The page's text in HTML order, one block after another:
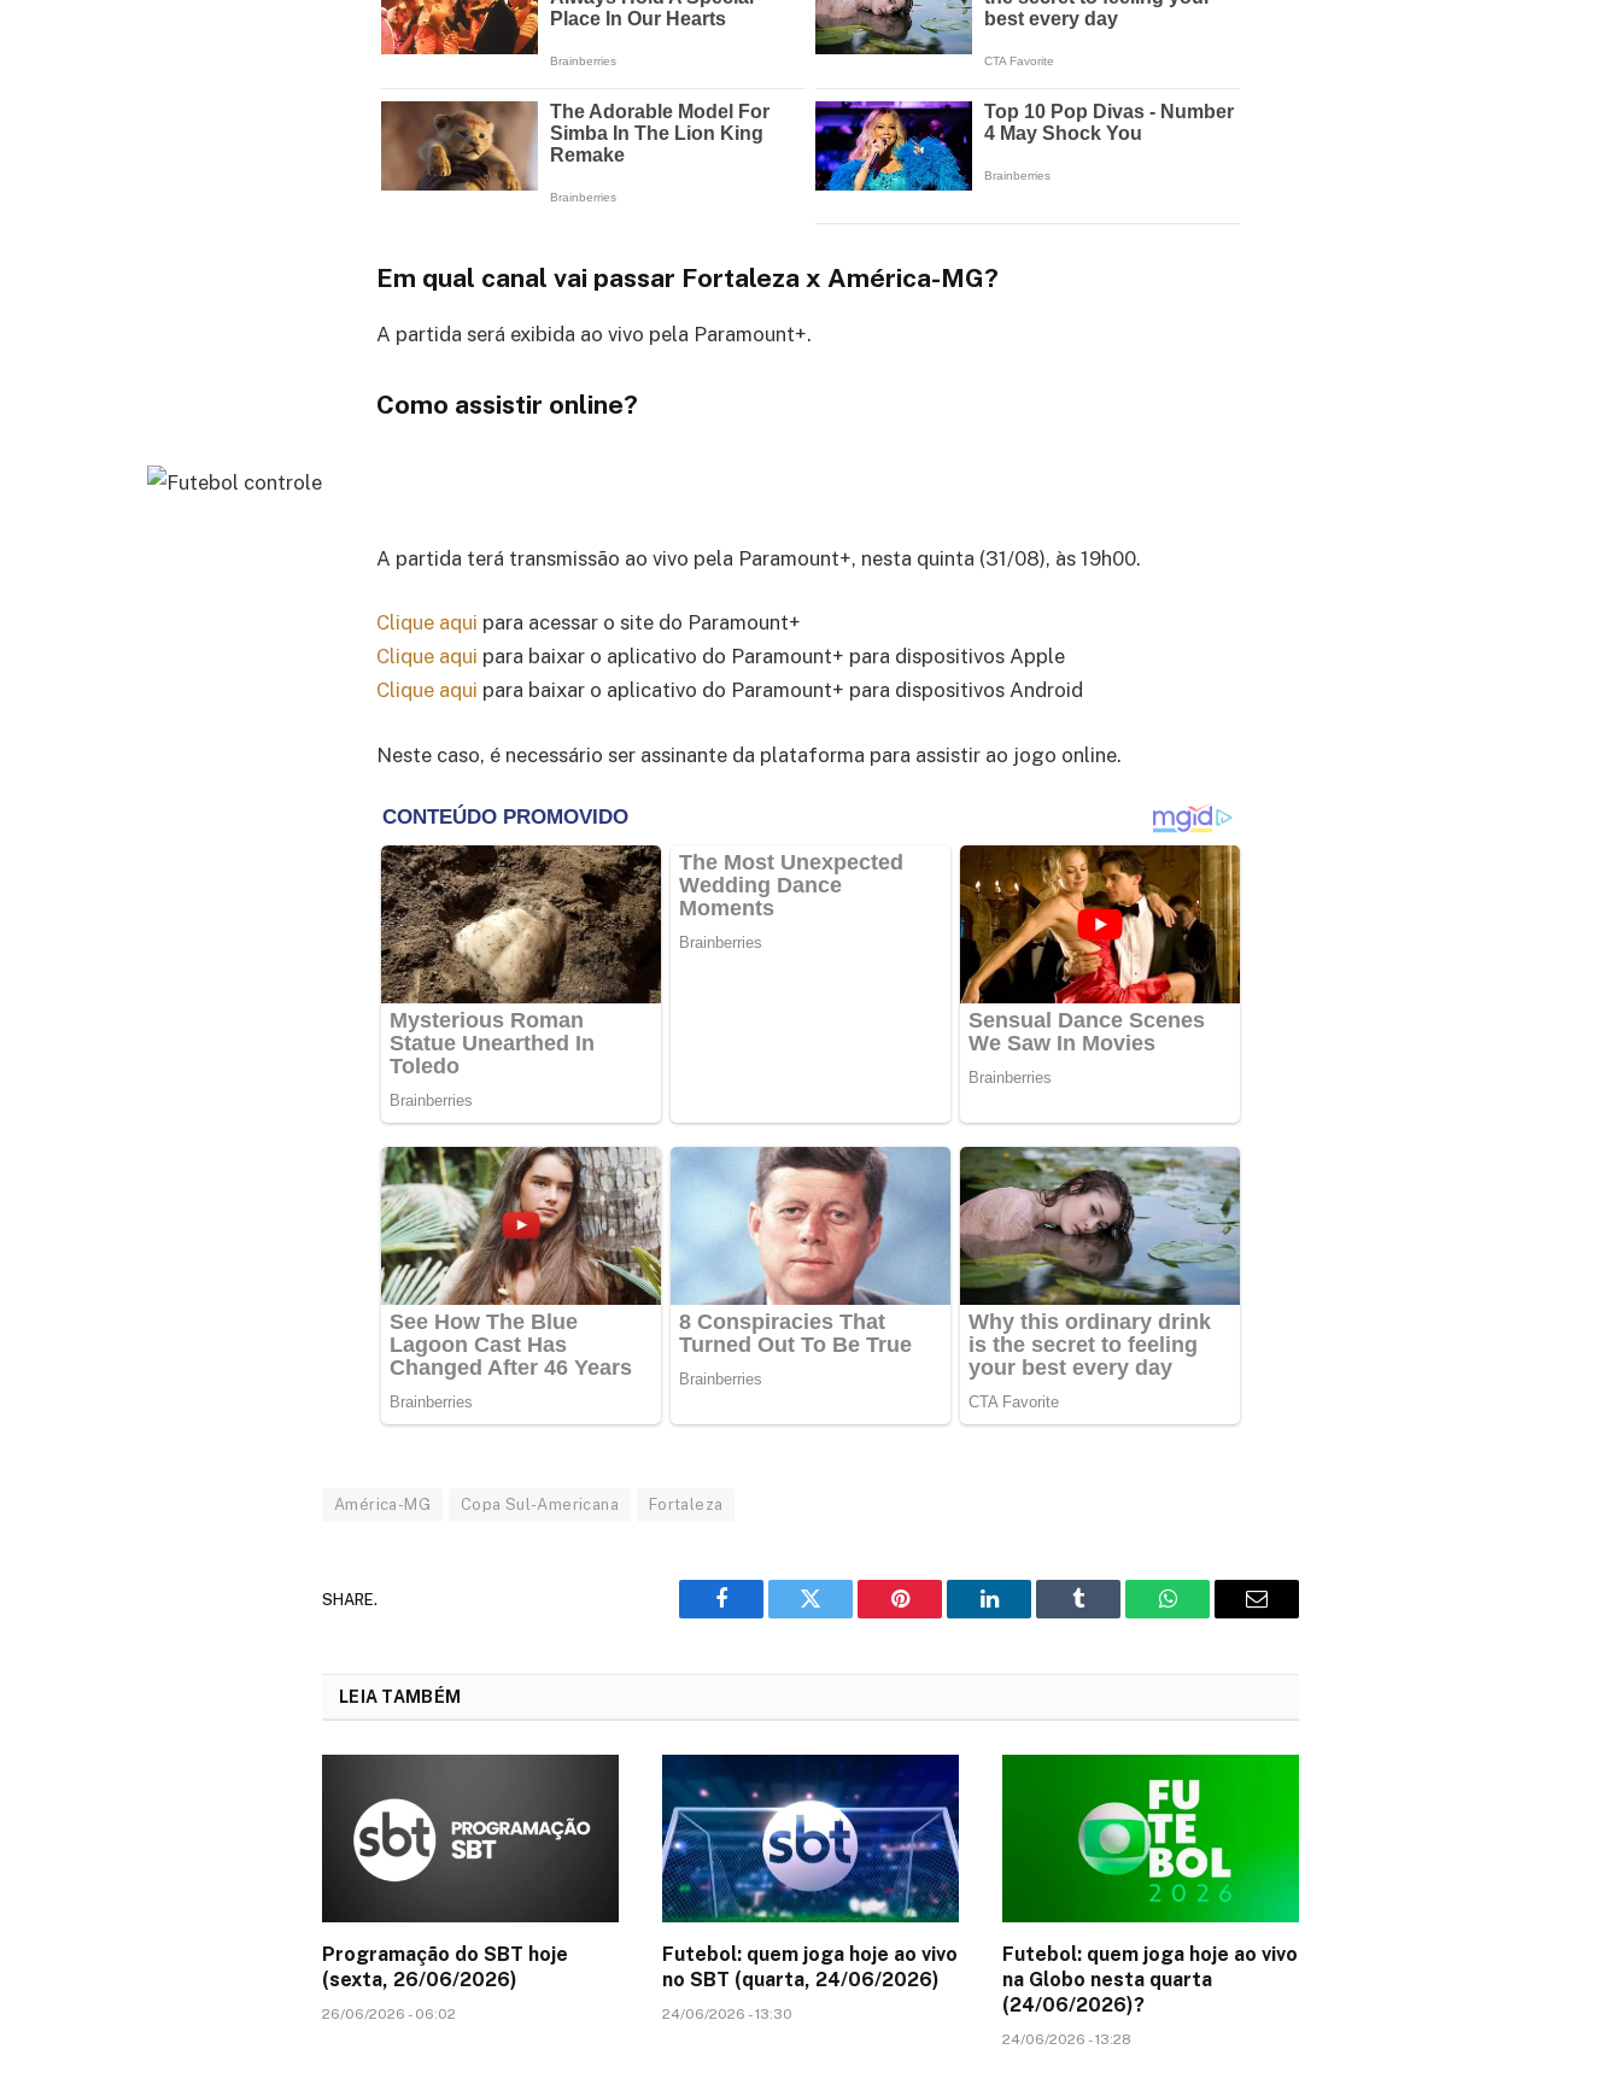
Em qual canal vai passar Fortaleza x América-MG?
A partida será exibida ao vivo pela Paramount+.
Como assistir online?
A partida terá transmissão ao vivo pela Paramount+, nesta quinta (31/08), às 19h00.
Clique aqui para acessar o site do Paramount+
Clique aqui para baixar o aplicativo do Paramount+ para dispositivos Apple
Clique aqui para baixar o aplicativo do Paramount+ para dispositivos Android
Neste caso, é necessário ser assinante da plataforma para assistir ao jogo online.
América-MG Copa Sul-Americana Fortaleza
SHARE.
Facebook Twitter Pinterest LinkedIn Tumblr WhatsAppEmail
LEIA TAMBÉM
Programação do SBT hoje
(sexta, 26/06/2026)
26/06/2026 - 06:02
Futebol: quem joga hoje ao vivo
no SBT (quarta, 24/06/2026)
24/06/2026 - 13:30
Futebol: quem joga hoje ao vivo
na Globo nesta quarta
(24/06/2026)?
24/06/2026 - 13:28